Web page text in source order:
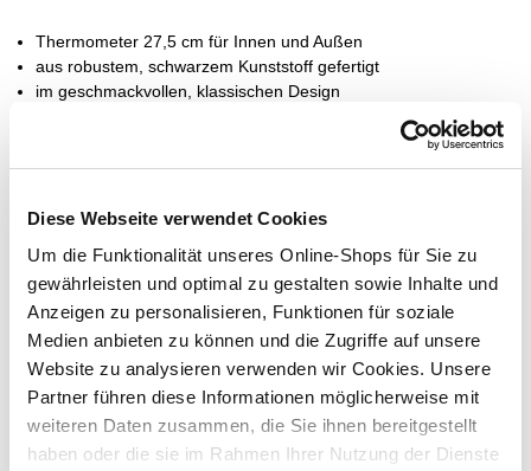
Diese Webseite verwendet Cookies
Um die Funktionalität unseres Online-Shops für Sie zu
gewährleisten und optimal zu gestalten sowie Inhalte und
Anzeigen zu personalisieren, Funktionen für soziale
Medien anbieten zu können und die Zugriffe auf unsere
Website zu analysieren verwenden wir Cookies. Unsere
Partner führen diese Informationen möglicherweise mit
weiteren Daten zusammen, die Sie ihnen bereitgestellt
haben oder die sie im Rahmen Ihrer Nutzung der Dienste
Thermometer 27,5 cm für Innen und Außen
aus robustem, schwarzem Kunststoff gefertigt
im geschmackvollen, klassischen Design
Verfügbarkeit online: Auf Lager
Um Abholung im Markt nutzen zu können, wähle zunächst
einen Markt
Verfügbarkeit:
Menge